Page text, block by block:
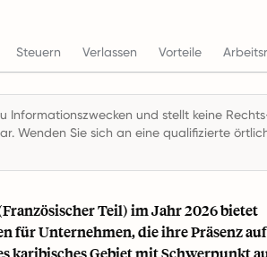
Steuern Verlassen Vorteile
Informationszwecken und stellt keine
Wenden Sie sich an eine qualifizierte
Teil) im Jahr 2026 bietet
für Unternehmen, die ihre Präsenz
karibisches Gebiet mit Schwerpunkt